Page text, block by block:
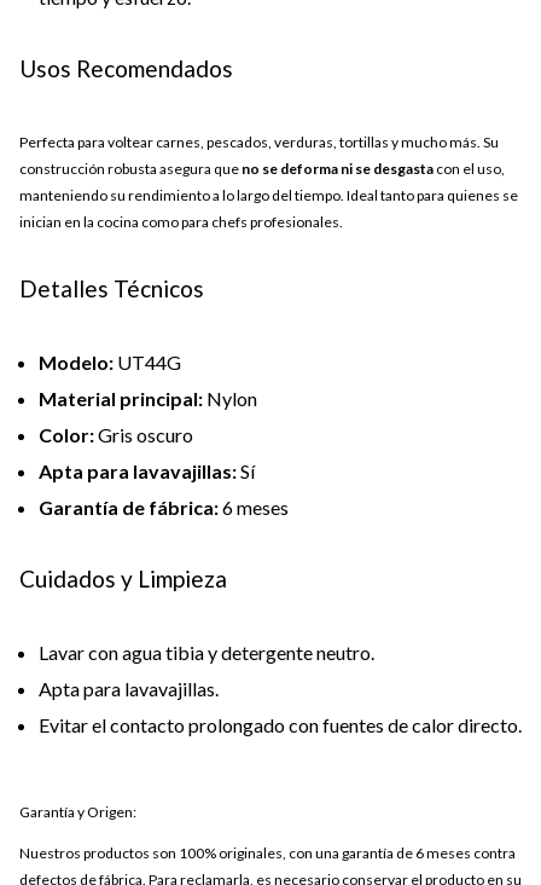
Usos Recomendados
Perfecta para voltear carnes, pescados, verduras, tortillas y mucho más. Su
construcción robusta asegura que no se deforma ni se desgasta con el uso,
manteniendo su rendimiento a lo largo del tiempo. Ideal tanto para quienes se
inician en la cocina como para chefs profesionales.
Detalles Técnicos
Modelo: UT44G
Material principal: Nylon
Color:Gris oscuro
Apta para lavavajillas:Sí
Garantía de fábrica:6 meses
Cuidados y Limpieza
Lavar con agua tibia y detergente neutro.
Apta para lavavajillas.
Evitar el contacto prolongado con fuentes de calor directo.
Garantía y Origen:
Nuestros productos son 100% originales, con una garantía de 6 meses contra
defectos de fábrica. Para reclamarla, es necesario conservar el producto en su